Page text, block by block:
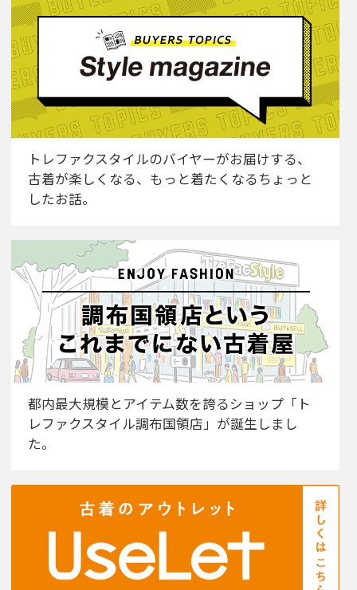
トレファクスタイルのバイヤーがお届けする、
古着が楽しくなる、もっと着たくなるちょっと
したお話。
都内最大規模とアイテム数を誇るショップ「ト
レファクスタイル調布国領店」が誕生しまし
た。